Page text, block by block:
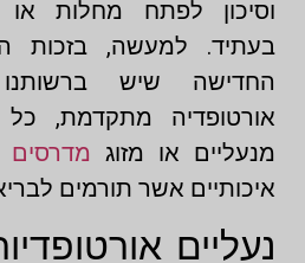
וסיכון לפתח מחלות או
בעתיד. למעשה, בזכות
החדישה שיש
אורטופדיה מתקדמת, כל
מנעליים או מזוג
איכותיים אשר תורמים
נעליים